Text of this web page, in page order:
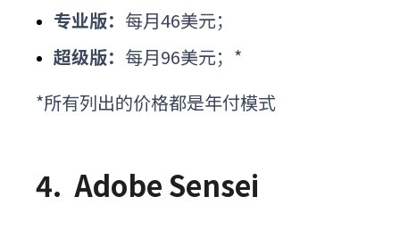
专业版： 每月46美元；
超级版： 每月96美元；*
*所有列出的价格都是年付模式
4. Adobe Sensei